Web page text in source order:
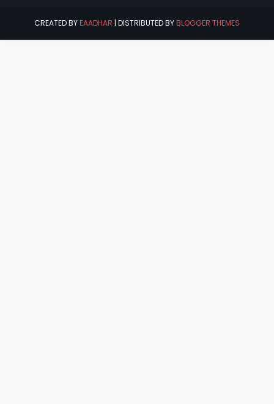
CREATED BYEAADHAR | DISTRIBUTED BYBLOGGER THEMES